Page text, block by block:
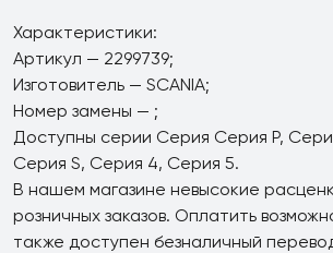
Характеристики:
Артикул — 2299739;
Изготовитель — SCANIA;
Номер замены — ;
Доступны серии Серия Серия P,
Серия S, Серия 4, Серия 5.
В нашем магазине невысокие
розничных заказов. Оплатить
также доступен безналичный